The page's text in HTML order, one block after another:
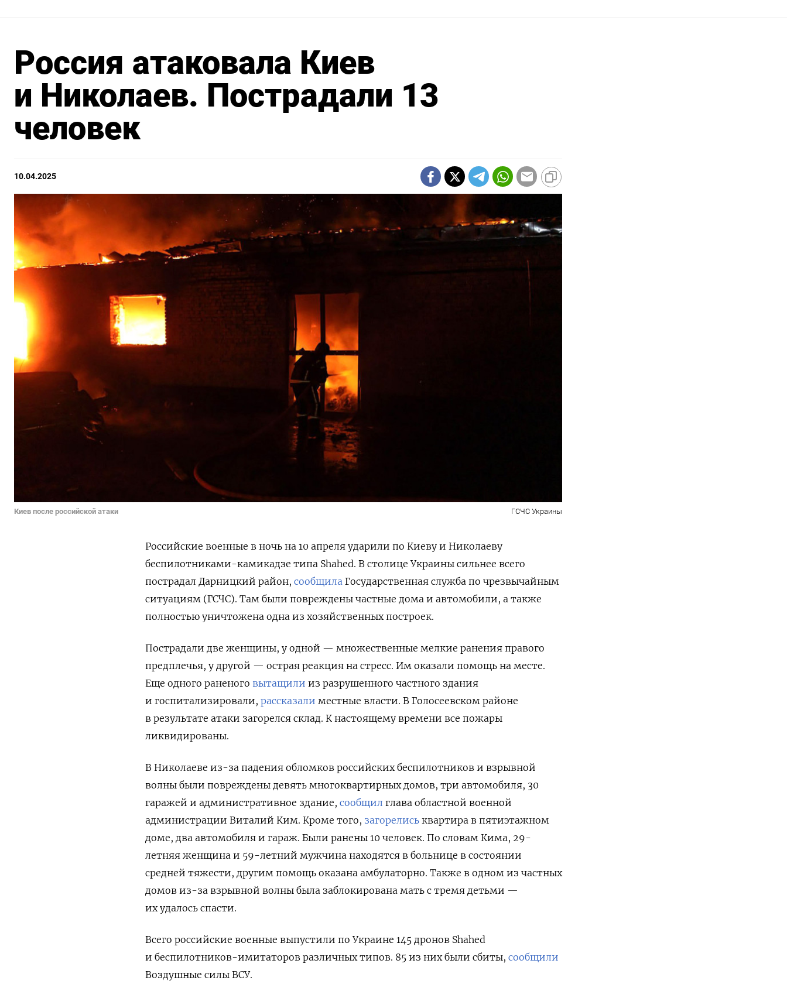
Россия атаковала Киев
и Николаев. Пострадали 13
человек
10.04.2025
Киев после российской атаки ГСЧС Украины
Российские военные в ночь на 10 апреля ударили по Киеву и Николаеву
беспилотниками-камикадзе типа Shahed. В столице Украины сильнее всего
пострадал Дарницкий район, сообщила Государственная служба по чрезвычайным
ситуациям (ГСЧС). Там были повреждены частные дома и автомобили, а также
полностью уничтожена одна из хозяйственных построек.
Пострадали две женщины, у одной — множественные мелкие ранения правого
предплечья, у другой — острая реакция на стресс. Им оказали помощь на месте.
Еще одного раненого вытащили из разрушенного частного здания
и госпитализировали, рассказали местные власти. В Голосеевском районе
в результате атаки загорелся склад. К настоящему времени все пожары
ликвидированы.
В Николаеве из-за падения обломков российских беспилотников и взрывной
волны были повреждены девять многоквартирных домов, три автомобиля, 30
гаражей и административное здание, сообщил глава областной военной
администрации Виталий Ким. Кроме того, загорелись квартира в пятиэтажном
доме, два автомобиля и гараж. Были ранены 10 человек. По словам Кима, 29-
летняя женщина и 59-летний мужчина находятся в больнице в состоянии
средней тяжести, другим помощь оказана амбулаторно. Также в одном из частных
домов из-за взрывной волны была заблокирована мать с тремя детьми —
их удалось спасти.
Всего российские военные выпустили по Украине 145 дронов Shahed
и беспилотников-имитаторов различных типов. 85 из них были сбиты, сообщили
Воздушные силы ВСУ.